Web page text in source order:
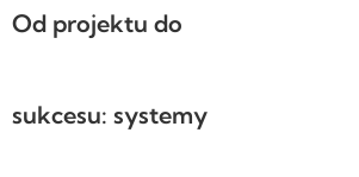
Od projektu do
sukcesu: systemy